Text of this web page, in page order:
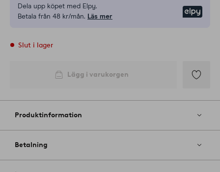
Dela upp köpet med Elpy.
Betala från 48 kr/mån. Läs mer
Slut i lager
Lägg i varukorgen
till
favoriter
Produktinformation
Betalning